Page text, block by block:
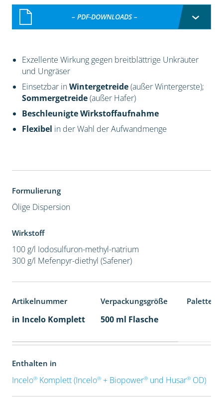
– PDF-DOWNLOADS –
Exzellente Wirkung gegen breitblättrige Unkräuter
und Ungräser
Einsetzbar inWintergetreide(außer Wintergerste);
Sommergetreide(außer Hafer)
Beschleunigte Wirkstoffaufnahme
Flexibel in der Wahl der Aufwandmenge
Formulierung
Ölige Dispersion
Wirkstoff
100 g/l Iodosulfuron-methyl-natrium
300 g/l Mefenpyr-diethyl (Safener)
Artikelnummer Verpackungsgröße
in Incelo Komplett 500 ml Flasche
Enthalten in
Incelo®Komplett (Incelo®+ Biopower®und Husar®OD)